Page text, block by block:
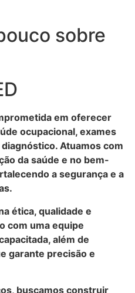
sobre
em oferecer
ocupacional, exames
Atuamos com
da saúde e no bem-
a segurança e a
ética, qualidade e
com uma equipe
além de
garante precisão e
buscamos construir